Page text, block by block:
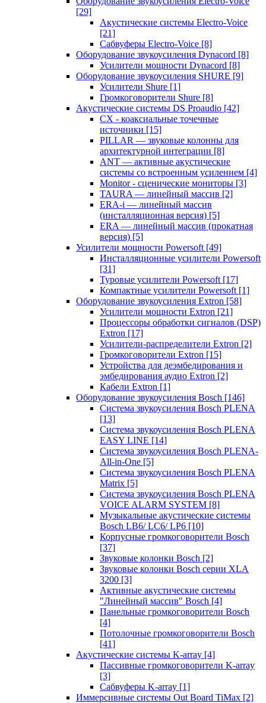
[29]
Акустические системы Electro-Voice
[21]
Сабвуферы Electro-Voice [8]
Оборудование звукоусиления Dynacord [8]
Усилители мощности Dynacord [8]
Оборудование звукоусиления SHURE [9]
Усилители Shure [1]
Громкоговорители Shure [8]
Акустические системы DS Proaudio [42]
CX - коаксиальные точечные
источники [15]
PILLAR — звуковые колонны для
архитектурной интеграции [8]
ANT — активные акустические
системы со встроенным усилением [4]
Monitor - сценические мониторы [3]
TAURA — линейный массив [2]
ERA-i — линейный массив
(инсталляционная версия) [5]
ERA — линейный массив (прокатная
версия) [5]
Усилители мощности Powersoft [49]
Инсталляционные усилители Powersoft
[31]
Туровые усилители Powersoft [17]
Компактные усилители Powersoft [1]
Оборудование звукоусиления Extron [58]
Усилители мощности Extron [21]
Процессоры обработки сигналов (DSP)
Extron [17]
Усилители-распределители Extron [2]
Громкоговорители Extron [15]
Устройства для деэмбедирования и
эмбедирования аудио Extron [2]
Кабели Extron [1]
Оборудование звукоусиления Bosch [146]
Система звукоусиления Bosch PLENA
[13]
Система звукоусиления Bosch PLENA
EASY LINE [14]
Система звукоусиления Bosch PLENA-
All-in-One [5]
Система звукоусиления Bosch PLENA
Matrix [5]
Система звукоусиления Bosch PLENA
VOICE ALARM SYSTEM [8]
Музыкальные акустические системы
Bosch LB6/ LC6/ LP6 [10]
Корпусные громкоговорители Bosch
[37]
Звуковые колонки Bosch [2]
Звуковые колонки Bosch серии XLA
3200 [3]
Активные акустические системы
"Линейный массив" Bosch [4]
Панельные громкоговорители Bosch
[4]
Потолочные громкоговорители Bosch
[41]
Акустические системы K-array [4]
Пассивные громкоговорители K-array
[3]
Сабвуферы K-array [1]
Иммерсивные системы Out Board TiMax [2]